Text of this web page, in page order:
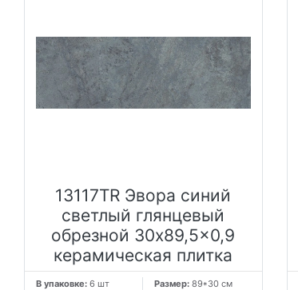
13117TR Эвора синий
светлый глянцевый
обрезной 30x89,5x0,9
керамическая плитка
В упаковке: 6 шт Размер:89*30 см